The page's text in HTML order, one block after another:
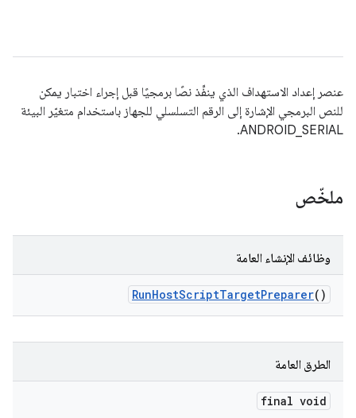
عنصر إعداد الاستهداف الذي ينفِّذ نصًا برمجيًا قبل إجراء اختبار يمكن
للنص البرمجي الإشارة إلى الرقم التسلسلي للجهاز باستخدام متغيّر البيئة
ANDROID_SERIAL.
ملخّص
وظائف الإنشاء العامة
RunHostScriptTargetPreparer()
الطرق العامة
final void